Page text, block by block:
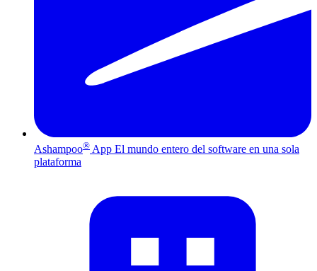
Ashampoo® App El mundo entero del software en una sola
plataforma